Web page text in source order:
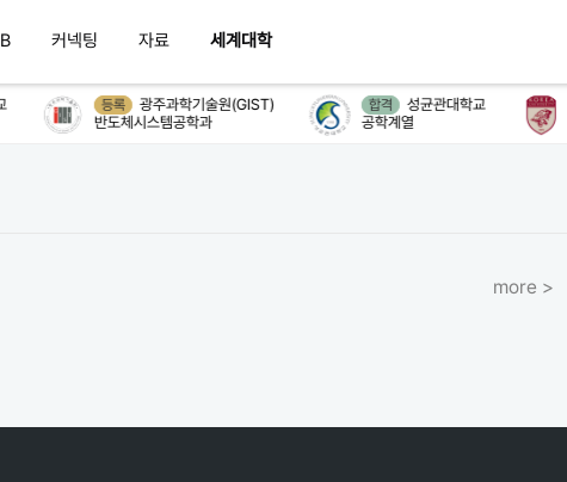
커넥팅 자료 세계대학
등록
광주과학기술원(GIST)
반도체시스템공학과
합격
성균관대학교
공학계열
more >